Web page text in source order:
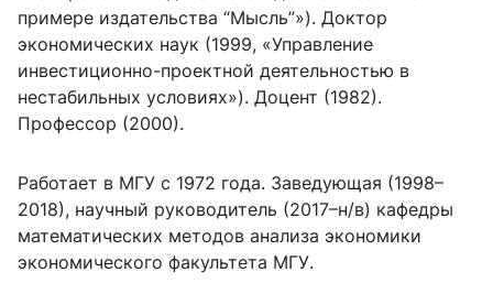
примере издательства “Мысль”»). Доктор
экономических наук (1999, «Управление
инвестиционно-проектной деятельностью в
нестабильных условиях»). Доцент (1982).
Профессор (2000).
Работает в МГУ с 1972 года. Заведующая (1998–
2018), научный руководитель (2017–н/в) кафедры
математических методов анализа экономики
экономического факультета МГУ.